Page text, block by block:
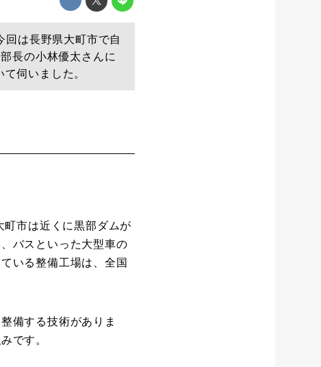
回は長野県大町市で自
長の小林優太さんに
伺いました。
市は近くに黒部ダムが
バスといった大型車の
いる整備工場は、全国
備する技術がありま
です。